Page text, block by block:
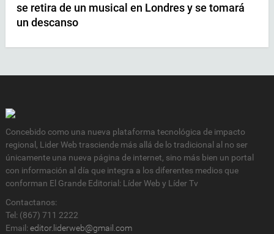
se retira de un musical en Londres y se tomará
un descanso
Concebido como una nueva plataforma tecnológica de impacto
regional, Lider Web trasciende más allá de lo tradicional al no ser
únicamente una nueva página de internet, sino más bien un portal
con información al día que integra a los diferentes medios que
conforman El Grande Editorial: Líder Web y Líder Tv
Contactanos:
Tel: (867) 711 2222
Email: editor.liderweb@gmail.com